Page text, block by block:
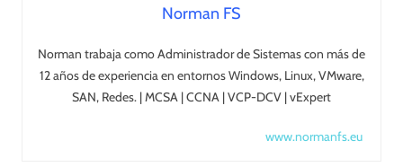
Norman FS
Norman trabaja como Administrador de Sistemas con más de
12 años de experiencia en entornos Windows, Linux, VMware,
SAN, Redes. | MCSA | CCNA | VCP-DCV | vExpert
www.normanfs.eu